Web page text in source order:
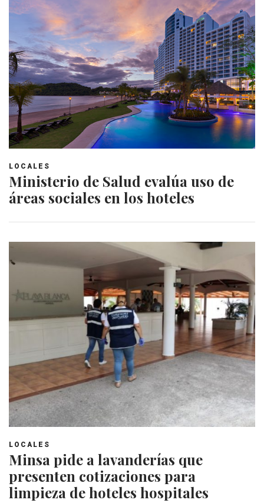
LOCALES
Ministerio de Salud evalúa uso de
áreas sociales en los hoteles
LOCALES
Minsa pide a lavanderías que
presenten cotizaciones para
limpieza de hoteles hospitales